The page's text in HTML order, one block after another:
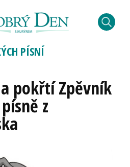
PÍSNÍ
pokřtí Zpěvník
z